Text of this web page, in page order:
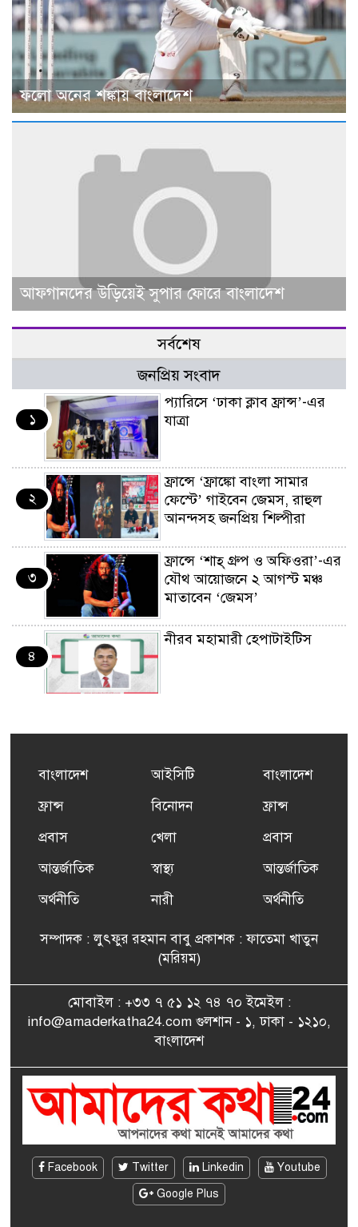
ফলো অনের শঙ্কায় বাংলাদেশ
আফগানদের উড়িয়েই সুপার ফোরে বাংলাদেশ
সর্বশেষ
জনপ্রিয় সংবাদ
১
প্যারিসে ‘ঢাকা ক্লাব ফ্রান্স’-এর
যাত্রা
২
ফ্রান্সে ‘ফ্রাঙ্কো বাংলা সামার
ফেস্টে’ গাইবেন জেমস, রাহুল
আনন্দসহ জনপ্রিয় শিল্পীরা
৩
ফ্রান্সে ‘শাহ্ গ্রুপ ও অফিওরা’-এর
যৌথ আয়োজনে ২ আগস্ট মঞ্চ
মাতাবেন ‘জেমস’
৪
নীরব মহামারী হেপাটাইটিস
৫
এর সম্পূর্ণ বিনামূল্যের সুশি
ফ্রান্সসহ ইউরোপীয় দেশসমূহে
দাবদাহ: কারণ, প্রভাব ও করণীয়
ফ্রান্সে সংবর্ধিত হলেন যুক্তরাজ্য
বিএনপি’র আহ্বায়ক কমিটির
সাংবাদিকতায় কৃতিত্বের পুরস্কার
এমপি মমতাজ আলোকে
জেলা প্রবাসী এসোসিয়েশন’
বেদে সম্প্রদায় নিয়ে প্যারিসে
তথ্য-চলচ্চিত্র “ভাসমান জীবন”
বাংলাদেশ
ফ্রান্স
প্রবাস
আন্তর্জাতিক
অর্থনীতি
আইসিটি
বিনোদন
খেলা
স্বাস্থ্য
নারী
বাংলাদেশ
ফ্রান্স
প্রবাস
আন্তর্জাতিক
অর্থনীতি
সম্পাদক : লুৎফুর রহমান বাবু প্রকাশক : ফাতেমা খাতুন
(মরিয়ম)
মোবাইল : +৩৩ ৭ ৫১ ১২ ৭৪ ৭০ ইমেইল :
info@amaderkatha24.com গুলশান - ১, ঢাকা - ১২১০,
বাংলাদেশ
Facebook Twitter Linkedin
Youtube
Google Plus